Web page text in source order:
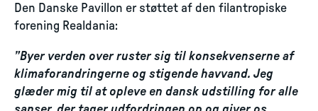
Den Danske Pavillon er støttet af den filantropiske
forening Realdania:
”Byer verden over ruster sig til konsekvenserne af
klimaforandringerne og stigende havvand. Jeg
glæder mig til at opleve en dansk udstilling for alle